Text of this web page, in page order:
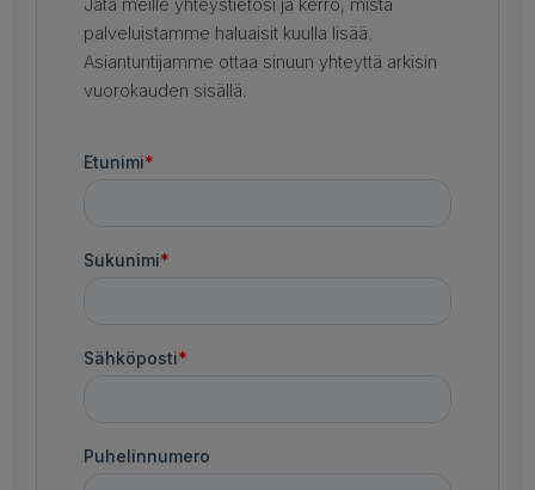
Jätä meille yhteystietosi ja kerro, mistä
palveluistamme haluaisit kuulla lisää.
Asiantuntijamme ottaa sinuun yhteyttä arkisin
vuorokauden sisällä.